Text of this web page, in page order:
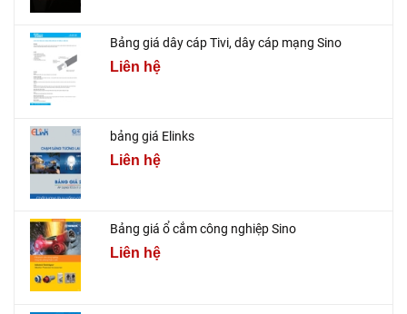
Bảng giá dây cáp Tivi, dây cáp mạng Sino
Liên hệ
bảng giá Elinks
Liên hệ
Bảng giá ổ cắm công nghiệp Sino
Liên hệ